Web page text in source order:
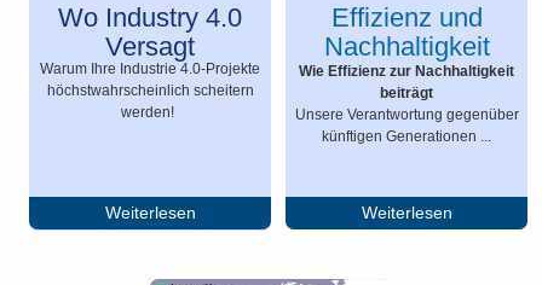
Wo Industry 4.0
Versagt
Warum Ihre Industrie 4.0-Projekte
höchstwahrscheinlich scheitern
werden!
Weiterlesen
Effizienz und
Nachhaltigkeit
Wie Effizienz zur Nachhaltigkeit
beiträgt
Unsere Verantwortung gegenüber
künftigen Generationen ...
Weiterlesen